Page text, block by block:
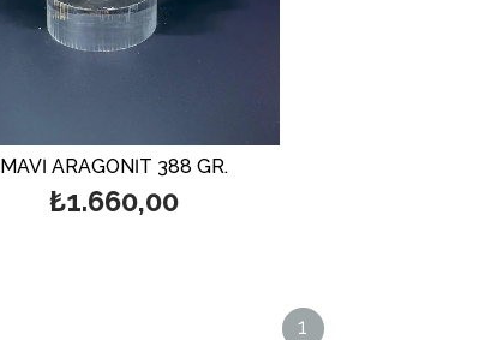
MAVİ ARAGONİT 388 GR.
₺1.660,00
1